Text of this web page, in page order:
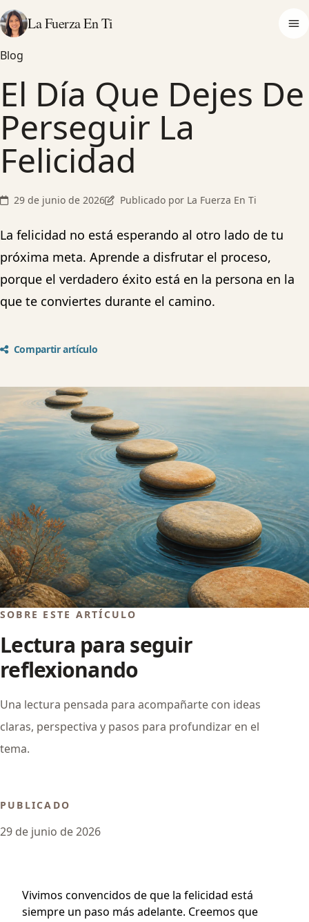
La Fuerza En Ti
Blog
El Día Que Dejes De
Perseguir La
Felicidad
29 de junio de 2026 Publicado por La Fuerza En Ti
La felicidad no está esperando al otro lado de tu
próxima meta. Aprende a disfrutar el proceso,
porque el verdadero éxito está en la persona en la
que te conviertes durante el camino.
Compartir artículo
SOBRE ESTE ARTÍCULO
Lectura para seguir
reflexionando
Una lectura pensada para acompañarte con ideas
claras, perspectiva y pasos para profundizar en el
tema.
PUBLICADO
29 de junio de 2026
Vivimos convencidos de que la felicidad está
siempre un paso más adelante. Creemos que